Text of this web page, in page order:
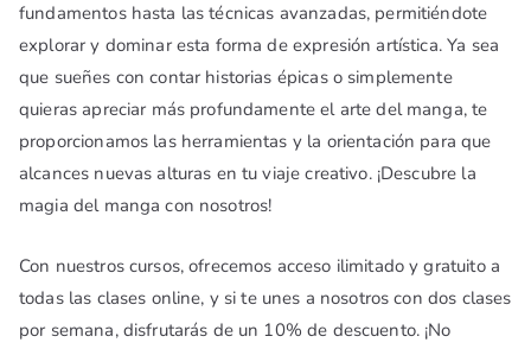
fundamentos hasta las técnicas avanzadas, permitiéndote
explorar y dominar esta forma de expresión artística. Ya sea
que sueñes con contar historias épicas o simplemente
quieras apreciar más profundamente el arte del manga, te
proporcionamos las herramientas y la orientación para que
alcances nuevas alturas en tu viaje creativo. ¡Descubre la
magia del manga con nosotros!
Con nuestros cursos, ofrecemos acceso ilimitado y gratuito a
todas las clases online, y si te unes a nosotros con dos clases
por semana, disfrutarás de un 10% de descuento. ¡No